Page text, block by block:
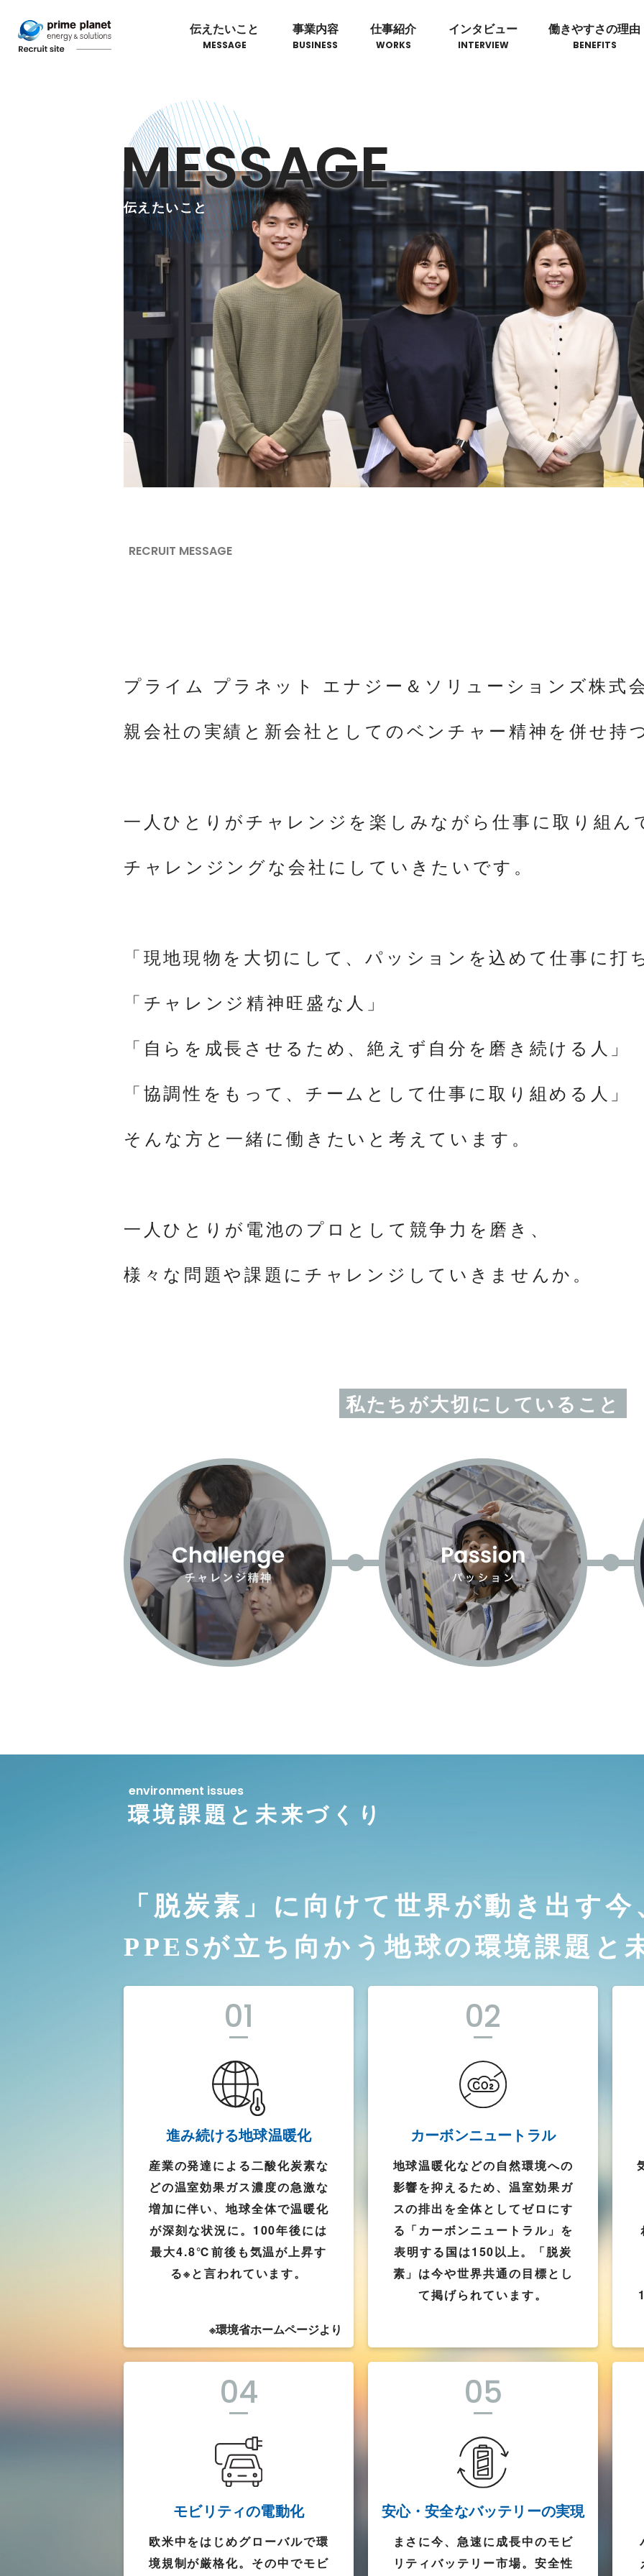
伝えたいこと
MESSAGE
事業内容
BUSINESS
仕事紹介
WORKS
インタビュー
INTERVIEW
働きやすさの理由
BENEFITS
MESSAGE
伝えたいこと
RECRUIT MESSAGE
プライム プラネット エナジー＆ソリューションズ株式
親会社の実績と新会社としてのベンチャー精神を併せ持
一人ひとりがチャレンジを楽しみながら仕事に取り組ん
チャレンジングな会社にしていきたいです。
「現地現物を大切にして、パッションを込めて仕事に打
「チャレンジ精神旺盛な人」
「自らを成長させるため、絶えず自分を磨き続ける人」
「協調性をもって、チームとして仕事に取り組める人」
そんな方と一緒に働きたいと考えています。
一人ひとりが電池のプロとして競争力を磨き、
様々な問題や課題にチャレンジしていきませんか。
私たちが大切にしていること
environment issues
環境課題と未来づくり
「脱炭素」に向けて世界が動き出す今
PPESが立ち向かう地球の環境課題と
01
進み続ける地球温暖化
産業の発達による二酸化炭素な
どの温室効果ガス濃度の急激な
増加に伴い、地球全体で温暖化
が深刻な状況に。100年後には
最大4.8℃前後も気温が上昇す
る※と言われています。
※環境省ホームページより
02
カーボンニュートラル
地球温暖化などの自然環境への
影響を抑えるため、温室効果ガ
スの排出を全体としてゼロにす
る「カーボンニュートラル」を
表明する国は150以上。「脱炭
素」は今や世界共通の目標とし
て掲げられています。
04
モビリティの電動化
欧米中をはじめグローバルで環
境規制が厳格化。その中でモビ
05
安心・安全なバッテリーの実現
まさに今、急速に成長中のモビ
リティバッテリー市場。安全性